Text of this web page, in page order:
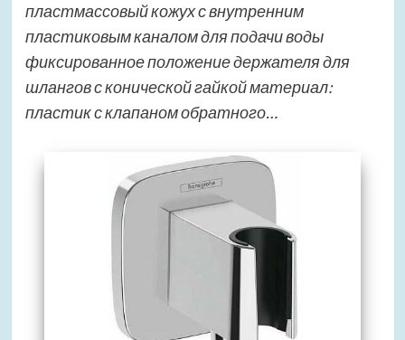
пластмассовый кожух с внутренним
пластиковым каналом для подачи воды
фиксированное положение держателя для
шлангов с конической гайкой материал:
пластик с клапаном обратного…